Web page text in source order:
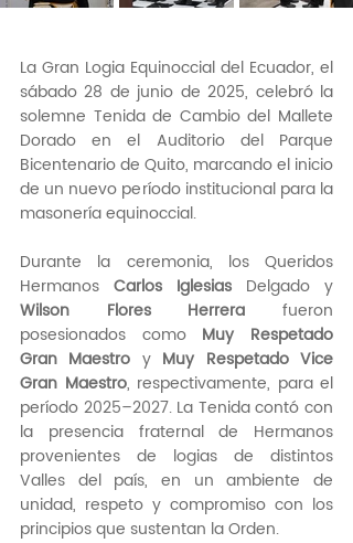
La Gran Logia Equinoccial del Ecuador, el
sábado 28 de junio de 2025, celebró la
solemne Tenida de Cambio del Mallete
Dorado en el Auditorio del Parque
Bicentenario de Quito, marcando el inicio
de un nuevo período institucional para la
masonería equinoccial.
Durante la ceremonia, los Queridos
Hermanos Carlos Iglesias
Wilson Flores Herrera fueron
posesionados como Muy Respetado
Gran Maestro y Muy Respetado Vice
Gran Maestro, respectivamente, para el
período 2025–2027. La Tenida contó con
la presencia fraternal de Hermanos
provenientes de logias de distintos
Valles del país, en un ambiente de
unidad, respeto y compromiso con los
principios que sustentan la Orden.